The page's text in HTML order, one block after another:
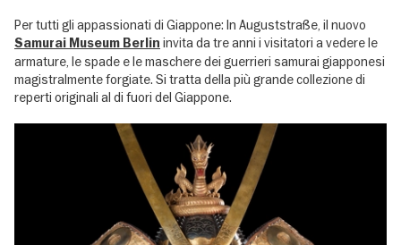
Per tutti gli appassionati di Giappone: In Auguststraße, il nuovo
Samurai Museum Berlin invita da tre anni i visitatori a vedere le
armature, le spade e le maschere dei guerrieri samurai giapponesi
magistralmente forgiate. Si tratta della più grande collezione di
reperti originali al di fuori del Giappone.